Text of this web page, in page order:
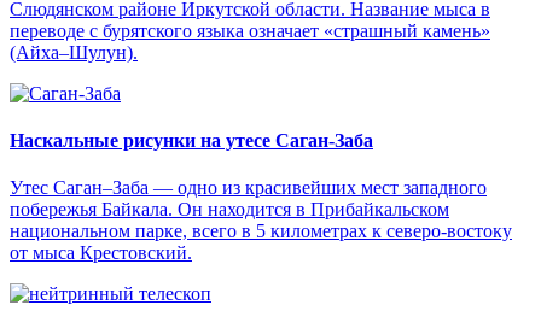
Слюдянском районе Иркутской области. Название мыса в
переводе с бурятского языка означает «страшный камень»
(Айха–Шулун).
Наскальные рисунки на утесе Саган-Заба
Утес Саган–Заба — одно из красивейших мест западного
побережья Байкала. Он находится в Прибайкальском
национальном парке, всего в 5 километрах к северо-востоку
от мыса Крестовский.